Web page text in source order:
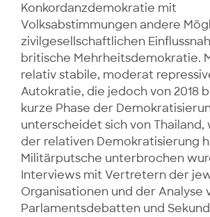
Konkordanzdemokratie mit
Volksabstimmungen andere
zivilgesellschaftlichen
britische Mehrheitsdemokratie.
relativ stabile, moderat
Autokratie, die jedoch von 2018
kurze Phase der
unterscheidet sich von Thailand,
der relativen Demokratisierung
Militärputsche unterbrochen
Interviews mit Vertretern der
Organisationen und der Analyse
Parlamentsdebatten und